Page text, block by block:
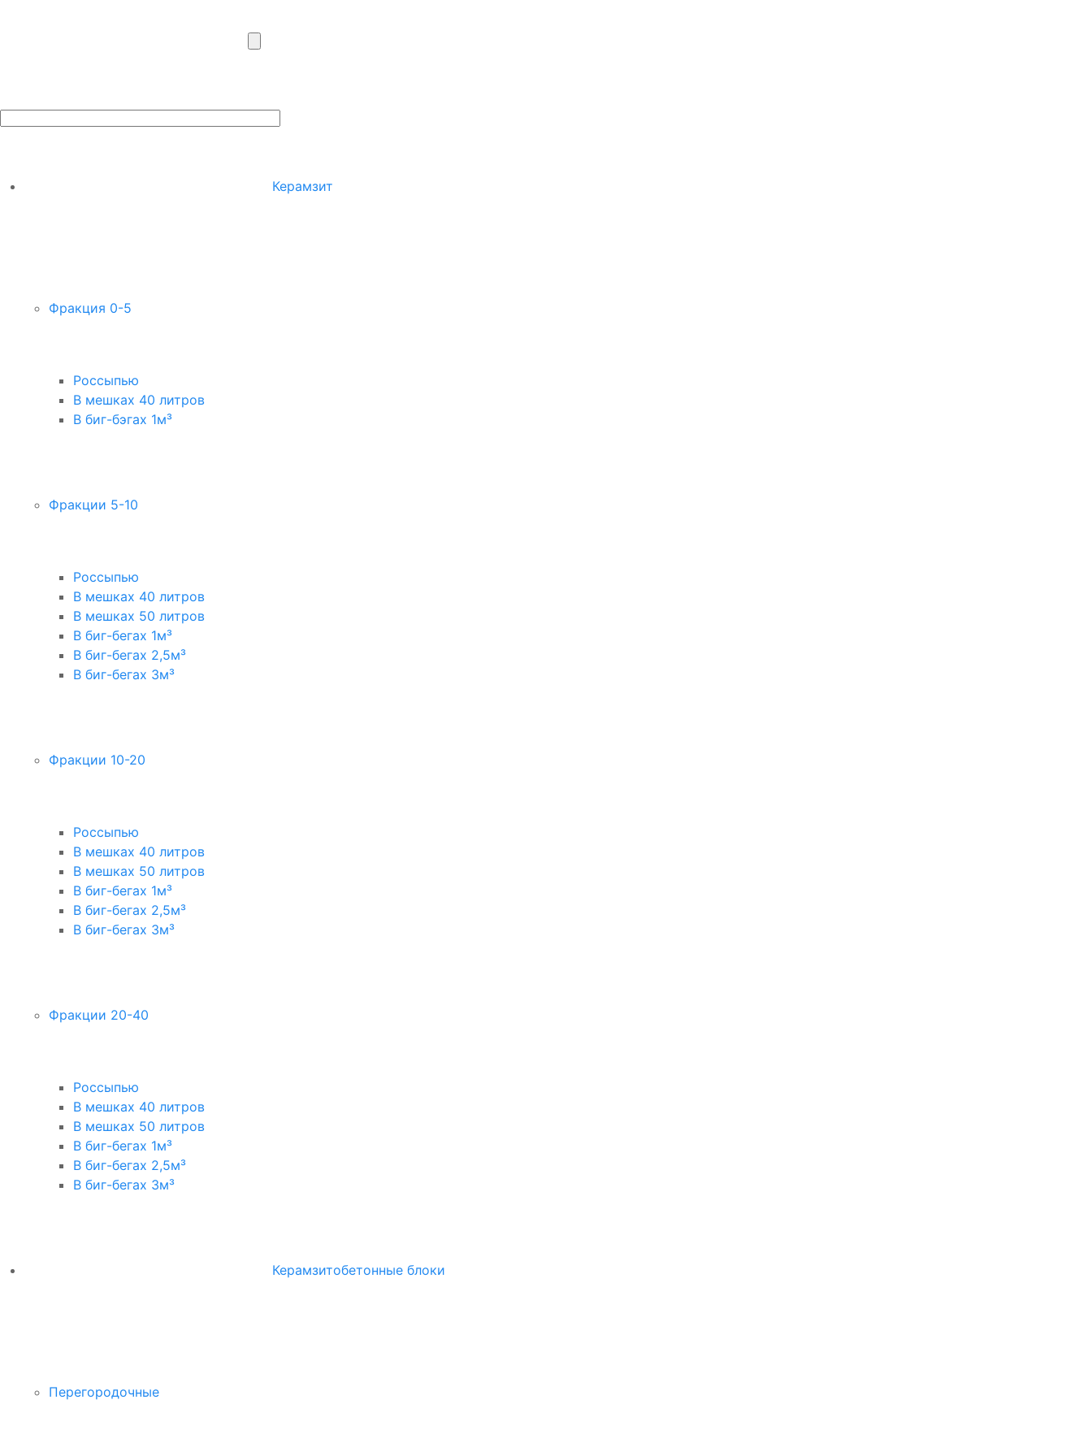
Керамзит
Фракция 0-5
Россыпью
В мешках 40 литров
В биг-бэгах 1м³
Фракции 5-10
Россыпью
В мешках 40 литров
В мешках 50 литров
В биг-бегах 1м³
В биг-бегах 2,5м³
В биг-бегах 3м³
Фракции 10-20
Россыпью
В мешках 40 литров
В мешках 50 литров
В биг-бегах 1м³
В биг-бегах 2,5м³
В биг-бегах 3м³
Фракции 20-40
Россыпью
В мешках 40 литров
В мешках 50 литров
В биг-бегах 1м³
В биг-бегах 2,5м³
В биг-бегах 3м³
Керамзитобетонные блоки
Перегородочные